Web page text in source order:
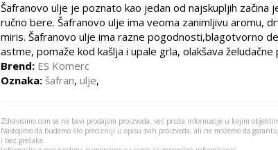
Šafranovo ulje je poznato kao jedan od najskupljih začina
ručno bere. Šafranovo ulje ima veoma zanimljivu aromu,
miris. Šafranovo ulje ima razne pogodnosti,blagotvorno
astme, pomaže kod kašlja i upale grla, olakšava
Brend: ES Komerc
Oznaka: šafran, ulje,
Zdravisimo.com se ne bavi prodajom proizvoda, već pruža informacije u kojim
Nastojimo da budemo što precizniji u opisu svih proizvoda, ali ne možemo da
i bez grešaka.